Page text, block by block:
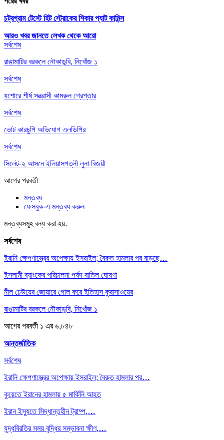
চট্রগ্রাম টেস্টে হিট স্ট্রোকের শিকার প্যাট কামিন্স
আরও খবর জানতে লেখক থেকে আরো
সর্বশেষ
রাঙামাটির বরকলে নৌকাডুবি, নিখোঁজ ১
সর্বশেষ
যশোরে শীর্ষ সন্ত্রাসী কামরুল গ্রেপ্তার
সর্বশেষ
ভোট কারচুপি অভিযোগ এলডিপির
সর্বশেষ
সিলেট-২ আসনে ইলিয়াসপত্নী লুনা বিজয়ী
আগেরপরবর্তী
মন্তব্য
ফেসবুক-এ মন্তব্য করুন
মন্তব্যসমূহ বন্ধ করা হয়.
সর্বশেষ
ইরানি ক্ষেপণাস্ত্রের অপেক্ষায় ইসরাইল; বৈরুত হামলার পর বাড়ছে…
ইসলামী ব্যাংকের পরিচালনা পর্ষদ বাতিল ঘোষণা
নীল ঢেউয়ের জোয়ারে গোল করে ইতিহাস কুরাসাওয়ের
রাঙামাটির বরকলে নৌকাডুবি, নিখোঁজ ১
আগেরপরবর্তী ১ এর ৬,৮৪৮
আন্তর্জাতিক
সর্বশেষ
ইরানি ক্ষেপণাস্ত্রের অপেক্ষায় ইসরাইল; বৈরুত হামলার পর…
কুয়েতে ইরানের হামলায় ৫ মার্কিনি আহত
ইরান ইস্যুতে সিদ্ধান্তহীন ট্রাম্প,…
যুদ্ধবিরতির সময় বৃদ্ধির সম্ভাবনা ক্ষীণ,…